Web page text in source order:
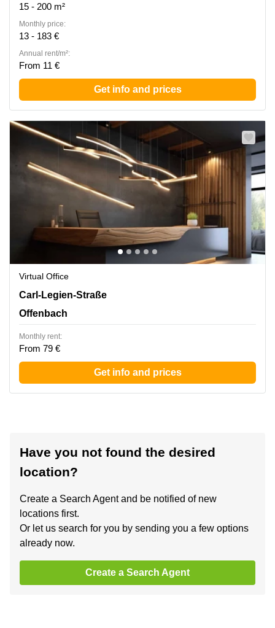
15 - 200 m²
Monthly price:
13 - 183 €
Annual rent/m²:
From 11 €
Get info and prices
Virtual Office
Carl-Legien-Strasse 15, Offenbach
Carl-Legien-Straße
Offenbach
Monthly rent:
From 79 €
Get info and prices
Have you not found the desired
location?
Create a Search Agent and be notified of new
locations first.
Or let us search for you by sending you a few options
already now.
Create a Search Agent